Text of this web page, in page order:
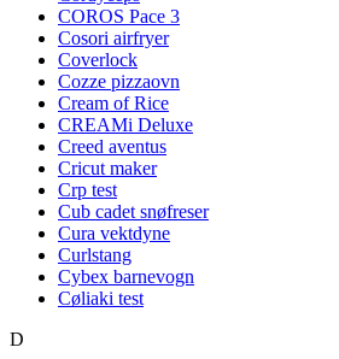
COROS Pace 3
Cosori airfryer
Coverlock
Cozze pizzaovn
Cream of Rice
CREAMi Deluxe
Creed aventus
Cricut maker
Crp test
Cub cadet snøfreser
Cura vektdyne
Curlstang
Cybex barnevogn
Cøliaki test
D